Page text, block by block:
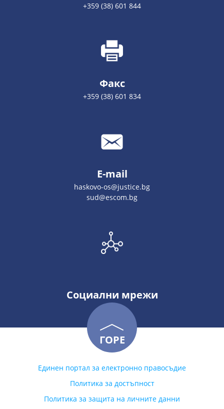
+359 (38) 601 844
Факс
+359 (38) 601 834
E-mail
haskovo-os@justice.bg
sud@escom.bg
Социални мрежи
ГОРЕ
Единен портал за електронно правосъдие
Политика за достъпност
Политика за защита на личните данни